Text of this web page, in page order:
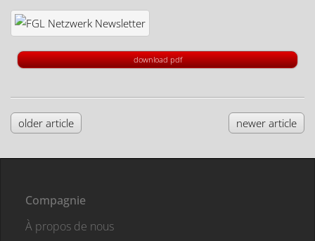
download pdf
older article newer article
Compagnie
À propos de nous